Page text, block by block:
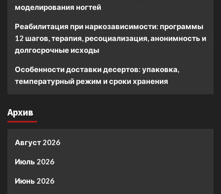
моделирования ногтей
Реабилитация при наркозависимости: программы
12 шагов, терапия, ресоциализация, анонимность и
долгосрочные исходы
Особенности доставки десертов: упаковка,
температурный режим и сроки хранения
Архив
Август 2026
Июль 2026
Июнь 2026